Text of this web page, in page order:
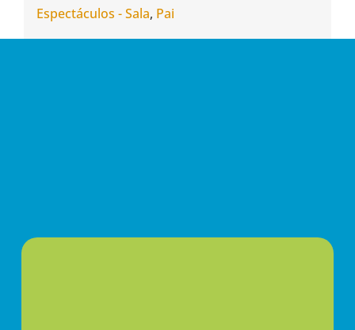
Espectáculos - Sala, Pai